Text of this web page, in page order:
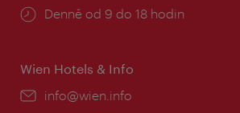
Provozní
Denně od 9 do 18 hodin
Wien Hotels & Info
E-
info@wien.info